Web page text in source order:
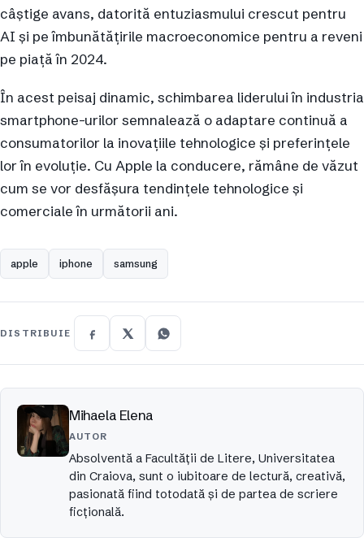
câștige avans, datorită entuziasmului crescut pentru
AI și pe îmbunătățirile macroeconomice pentru a reveni
pe piață în 2024.
În acest peisaj dinamic, schimbarea liderului în industria
smartphone-urilor semnalează o adaptare continuă a
consumatorilor la inovațiile tehnologice și preferințele
lor în evoluție. Cu Apple la conducere, rămâne de văzut
cum se vor desfășura tendințele tehnologice și
comerciale în următorii ani.
apple iphone samsung
DISTRIBUIE
Mihaela Elena
AUTOR
Absolventă a Facultății de Litere, Universitatea
din Craiova, sunt o iubitoare de lectură, creativă,
pasionată fiind totodată și de partea de scriere
ficțională.